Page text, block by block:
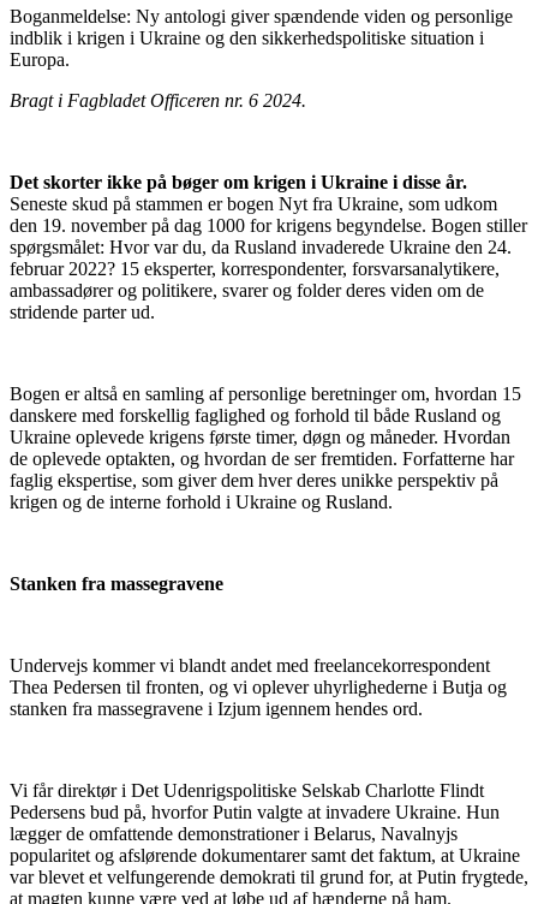
Boganmeldelse: Ny antologi giver spændende viden og personlige
indblik i krigen i Ukraine og den sikkerhedspolitiske situation i
Europa.
Bragt i Fagbladet Officeren nr. 6 2024.
Det skorter ikke på bøger om krigen i Ukraine i disse år.
Seneste skud på stammen er bogen Nyt fra Ukraine, som udkom
den 19. november på dag 1000 for krigens begyndelse. Bogen stiller
spørgsmålet: Hvor var du, da Rusland invaderede Ukraine den 24.
februar 2022? 15 eksperter, korrespondenter, forsvarsanalytikere,
ambassadører og politikere, svarer og folder deres viden om de
stridende parter ud.
Bogen er altså en samling af personlige beretninger om, hvordan 15
danskere med forskellig faglighed og forhold til både Rusland og
Ukraine oplevede krigens første timer, døgn og måneder. Hvordan
de oplevede optakten, og hvordan de ser fremtiden. Forfatterne har
faglig ekspertise, som giver dem hver deres unikke perspektiv på
krigen og de interne forhold i Ukraine og Rusland.
Stanken fra massegravene
Undervejs kommer vi blandt andet med freelancekorrespondent
Thea Pedersen til fronten, og vi oplever uhyrlighederne i Butja og
stanken fra massegravene i Izjum igennem hendes ord.
Vi får direktør i Det Udenrigspolitiske Selskab Charlotte Flindt
Pedersens bud på, hvorfor Putin valgte at invadere Ukraine. Hun
lægger de omfattende demonstrationer i Belarus, Navalnyjs
popularitet og afslørende dokumentarer samt det faktum, at Ukraine
var blevet et velfungerende demokrati til grund for, at Putin frygtede,
at magten kunne være ved at løbe ud af hænderne på ham.